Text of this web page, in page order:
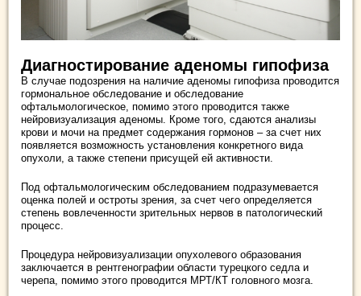
Диагностирование аденомы гипофиза
В случае подозрения на наличие аденомы гипофиза проводится
гормональное обследование и обследование
офтальмологическое, помимо этого проводится также
нейровизуализация аденомы. Кроме того, сдаются анализы
крови и мочи на предмет содержания гормонов – за счет них
появляется возможность установления конкретного вида
опухоли, а также степени присущей ей активности.
Под офтальмологическим обследованием подразумевается
оценка полей и остроты зрения, за счет чего определяется
степень вовлеченности зрительных нервов в патологический
процесс.
Процедура нейровизуализации опухолевого образования
заключается в рентгенографии области турецкого седла и
черепа, помимо этого проводится МРТ/КТ головного мозга.